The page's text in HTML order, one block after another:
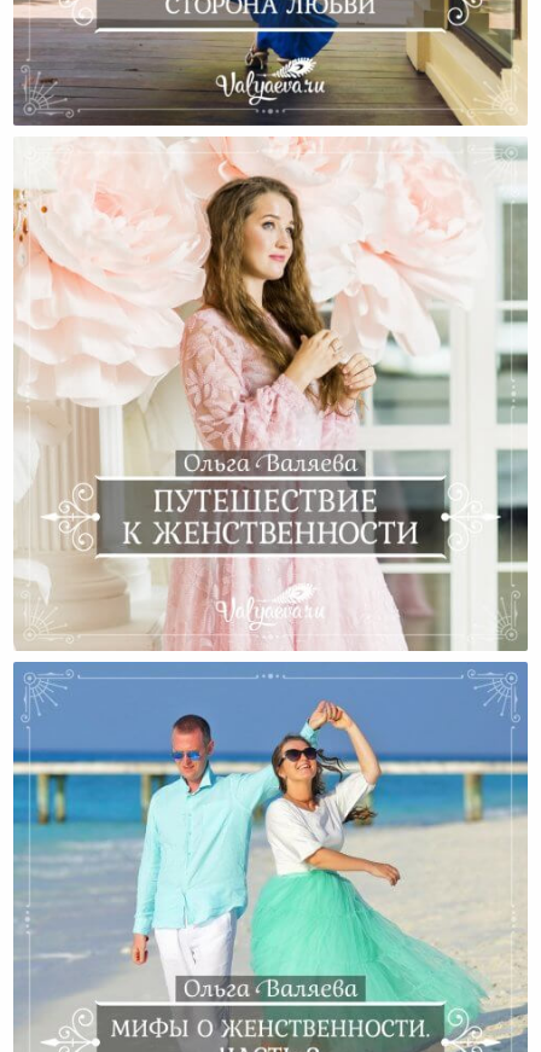
Строгость Как Обратная Сторона Любви
Путешествие К Женственности